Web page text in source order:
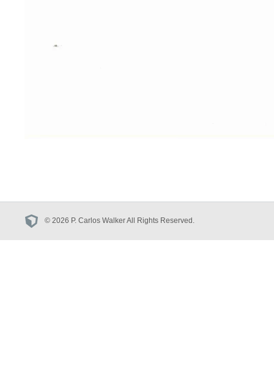
© 2026 P. Carlos Walker All Rights Reserved.